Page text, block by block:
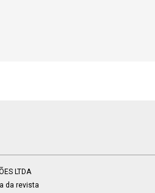
LTDA
da revista